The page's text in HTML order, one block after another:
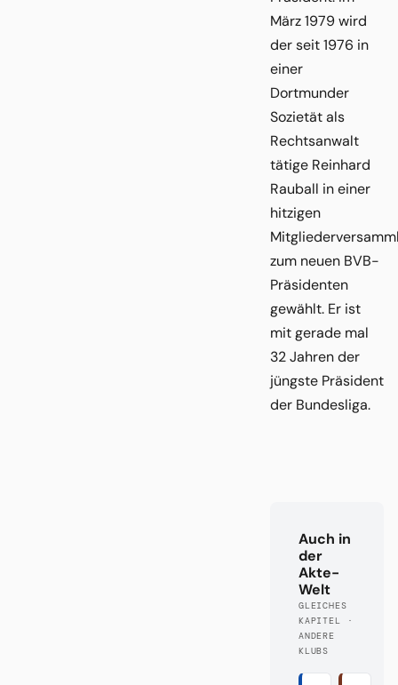
März 1979 wird
der seit 1976 in
einer
Dortmunder
Sozietät als
Rechtsanwalt
tätige Reinhard
Rauball in einer
hitzigen
zum neuen BVB-
Präsidenten
gewählt. Er ist
mit gerade mal
32 Jahren der
jüngste Präsident
der Bundesliga.
Auch in
der
Akte-
Welt
GLEICHES
KAPITEL ·
ANDERE
KLUBS